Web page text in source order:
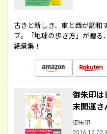
古きと新しき、東と西が調和
ブ。「地球の歩き方」が贈る
絶景集！
御朱印
末開運さ
御朱印
2016.12.22